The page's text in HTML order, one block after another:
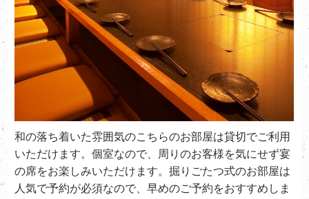
和の落ち着いた雰囲気のこちらのお部屋は貸切でご利用
いただけます。個室なので、周りのお客様を気にせず宴
の席をお楽しみいただけます。掘りごたつ式のお部屋は
人気で予約が必須なので、早めのご予約をおすすめしま